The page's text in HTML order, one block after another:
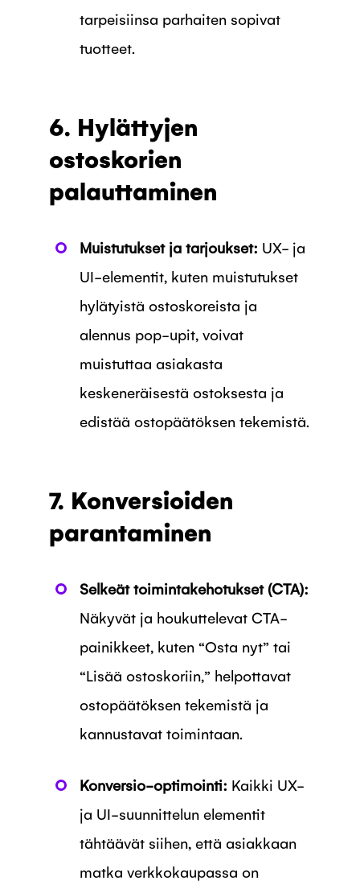
tarpeisiinsa parhaiten sopivat
tuotteet.
6. Hylättyjen
ostoskorien
palauttaminen
Muistutukset ja tarjoukset: UX- ja
UI-elementit, kuten muistutukset
hylätyistä ostoskoreista ja
alennus pop-upit, voivat
muistuttaa asiakasta
keskeneräisestä ostoksesta ja
edistää ostopäätöksen tekemistä.
7. Konversioiden
parantaminen
Selkeät toimintakehotukset (CTA):
Näkyvät ja houkuttelevat CTA-
painikkeet, kuten “Osta nyt” tai
“Lisää ostoskoriin,” helpottavat
ostopäätöksen tekemistä ja
kannustavat toimintaan.
Konversio-optimointi: Kaikki UX-
ja UI-suunnittelun elementit
tähtäävät siihen, että asiakkaan
matka verkkokaupassa on